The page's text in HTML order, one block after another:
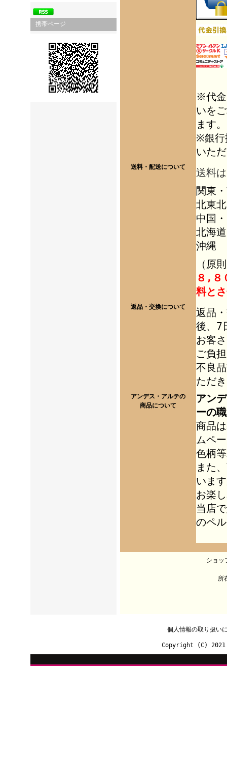
携帯ページ
※代金
いを
ます。
※銀行
いた
送料・配送について
送料
関東
北東
中国
北海
沖縄
（ 原
８,８
料と
返品・交換について
返品
後、7
お客
ご負
不良
ただ
アンデス・アルテの
商品について
アン
ーの
商品
ムペ
色柄
また
いま
お楽
当店
のペ
ショッ
所
個人情報の取り扱い
Copyright (C)